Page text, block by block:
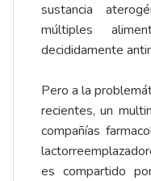
sustancia
múltiples
decididamente
Pero a la
recientes, un
compañías
es compartido